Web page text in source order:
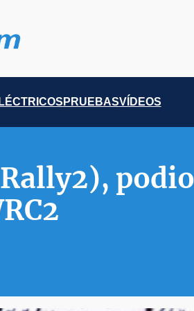
PRUEBASVÍDEOS